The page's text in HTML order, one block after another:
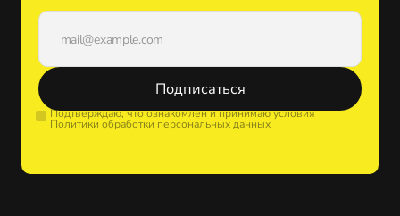
Подписаться
Подтверждаю, что ознакомлен и принимаю условия
Политики обработки персональных данных